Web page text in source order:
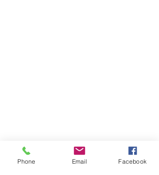
Phone Email Facebook